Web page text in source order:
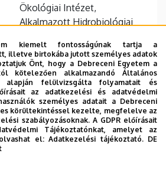
Ökológiai Intézet,
Alkalmazott Hidrobiológiai
KÖTIVIZIG Regionális
Laboratórium -
laboratóriumvezető helyettes
+36 56 501 900 20357
+36 56 501 900
kiemelt fontosságúnak tartja a
illetve birtokába jutott személyes adatok
Önt, hogy a Debreceni Egyetem a
kötelezően alkalmazandó Általános
alapján felülvizsgálta folyamatait és
az adatkezelési és adatvédelmi
személyes adatait a Debreceni
körültekintéssel kezelte, megfelelve az
szabályozásoknak. A GDPR előírásait
Tájékoztatónkat, amelyet az
el:Adatkezelési tájékoztató. DE